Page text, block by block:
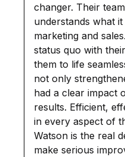
Website developed
Privacy statement
changer. Their
understands what
marketing and
status quo with
them to life
not only
had a clear impact
results. Efficient,
in every aspect of
Watson is the real
make serious